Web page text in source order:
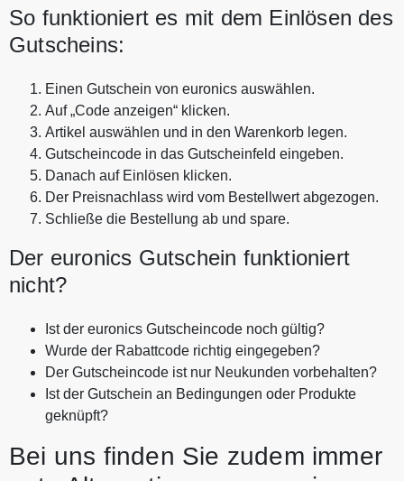
So funktioniert es mit dem Einlösen des
Gutscheins:
Einen Gutschein von euronics auswählen.
Auf „Code anzeigen“ klicken.
Artikel auswählen und in den Warenkorb legen.
Gutscheincode in das Gutscheinfeld eingeben.
Danach auf Einlösen klicken.
Der Preisnachlass wird vom Bestellwert abgezogen.
Schließe die Bestellung ab und spare.
Der euronics Gutschein funktioniert
nicht?
Ist der euronics Gutscheincode noch gültig?
Wurde der Rabattcode richtig eingegeben?
Der Gutscheincode ist nur Neukunden vorbehalten?
Ist der Gutschein an Bedingungen oder Produkte
geknüpft?
Bei uns finden Sie zudem immer